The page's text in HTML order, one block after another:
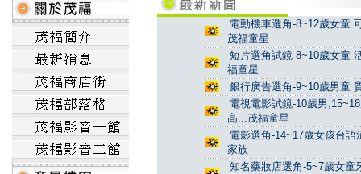
電動機車選角-8~12歲女童
茂福童星
短片選角試鏡-8~10歲女童
福童星
銀行廣告選角-9~10歲男童
電視電影試鏡-10歲男
高...茂福童星
電影選角-14~17歲女孩台
家族
知名藥妝店選角-5~7歲女童